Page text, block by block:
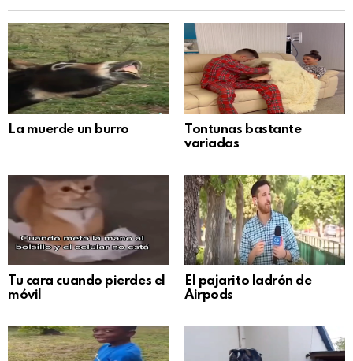
La muerde un burro
Tontunas bastante
variadas
Tu cara cuando pierdes el
móvil
El pajarito ladrón de
Airpods